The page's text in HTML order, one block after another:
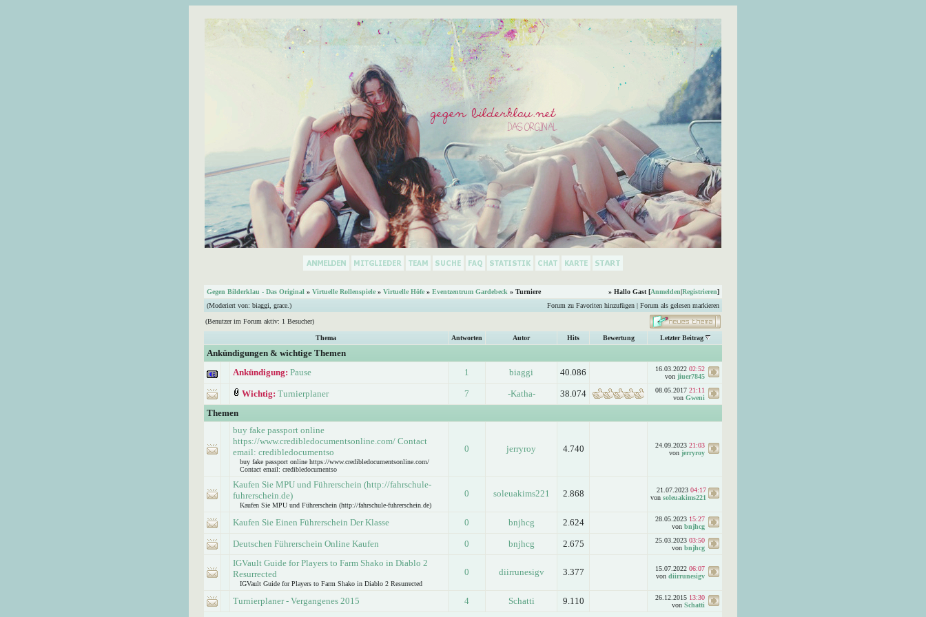
Gegen Bilderklau - Das Original » Virtuelle Rollenspiele » Virtuelle Höfe » Eventzentrum Gardebeck » Turniere » Hallo Gast [Anmelden|Registrieren]
(Moderiert von: biaggi grace. ) Forum zu Favoriten hinzufügen | Forum als gelesen markieren
(Benutzer im Forum aktiv: 1 Besucher)
Thema Antworten Autor Hits Bewertung Letzter Beitrag
Ankündigungen & wichtige Themen
Ankündigung: Pause 1 biaggi 40.086 16.03.2022 02:52
von jiuer7845
Wichtig: Turnierplaner 7 -Katha- 38.074 08.05.2017 21:11
von Gweni
Themen
buy fake passport online
https://www.credibledocumentsonline.com/ Contact
email: credibledocumentso
buy fake passport online https://www.credibledocumentsonline.com/
Contact email: credibledocumentso
0 jerryroy 4.740 24.09.2023 21:03
von jerryroy
Kaufen Sie MPU und Führerschein (http://fahrschule-
fuhrerschein.de)
Kaufen Sie MPU und Führerschein (http://fahrschule-fuhrerschein.de)
0 soleuakims221 2.868 21.07.2023 04:17
von soleuakims221
Kaufen Sie Einen Führerschein Der Klasse 0 bnjhcg 2.624 28.05.2023 15:27
von bnjhcg
Deutschen Führerschein Online Kaufen 0 bnjhcg 2.675 25.03.2023 03:50
von bnjhcg
IGVault Guide for Players to Farm Shako in Diablo 2
Resurrected
IGVault Guide for Players to Farm Shako in Diablo 2 Resurrected
0 diirrunesigv 3.377 15.07.2022 06:07
von diirrunesigv
Turnierplaner - Vergangenes 2015 4 Schatti 9.110 26.12.2015 13:30
von Schatti